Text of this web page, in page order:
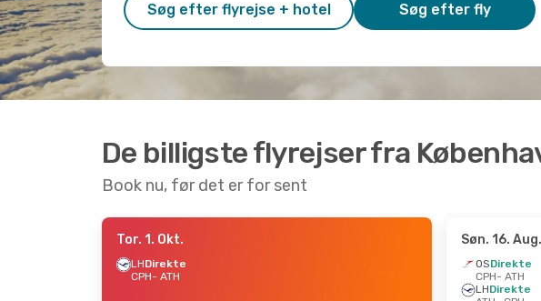
Søg efter flyrejse + hotel Søg efter fly
De billigste flyrejser fra
Book nu, før det er for sent
Tor. 1. Okt.
LHDirekte
CPH- ATH
Søn. 16. Aug.
OSDirekte
CPH- ATH
LHDirekte